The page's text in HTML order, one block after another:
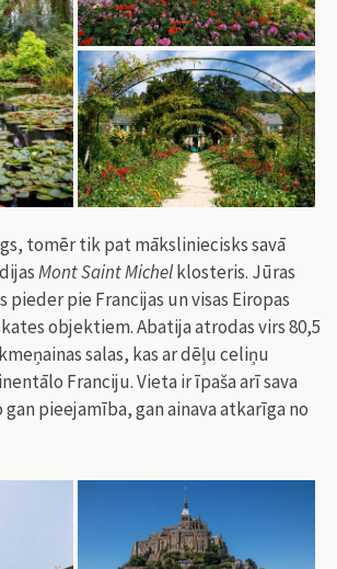
tomēr tik pat māksliniecisks savā
Mont Saint Michelklosteris. Jūras
pie Francijas un visas Eiropas
objektiem. Abatija atrodas virs 80,5
salas, kas ar dēļu celiņu
Franciju. Vieta ir īpaša arī sava
pieejamība, gan ainava atkarīga no